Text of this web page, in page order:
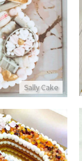
Sally Cake
עוגת